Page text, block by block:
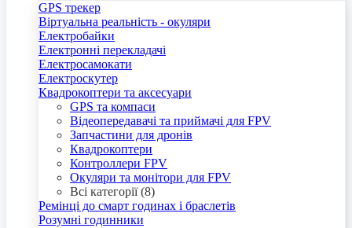
GPS трекер
Віртуальна реальність - окуляри
Електробайки
Електронні перекладачі
Електросамокати
Електроскутер
Квадрокоптери та аксесуари
GPS та компаси
Відеопередавачі та приймачі для FPV
Запчастини для дронів
Квадрокоптери
Контроллери FPV
Окуляри та монітори для FPV
Всі категорії (8)
Ремінці до смарт годинах і браслетів
Розумні годинники